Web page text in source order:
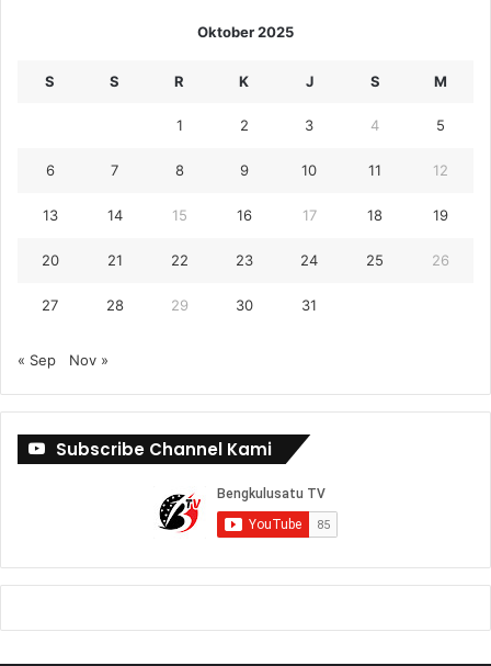
Oktober 2025
S S R K J S M
1 2 3 4 5
6 7 8 9 10 11 12
13 14 15 16 17 18 19
20 21 22 23 24 25 26
27 28 29 30 31
« Sep Nov »
Subscribe Channel Kami